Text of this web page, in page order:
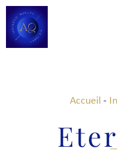
Accueil -